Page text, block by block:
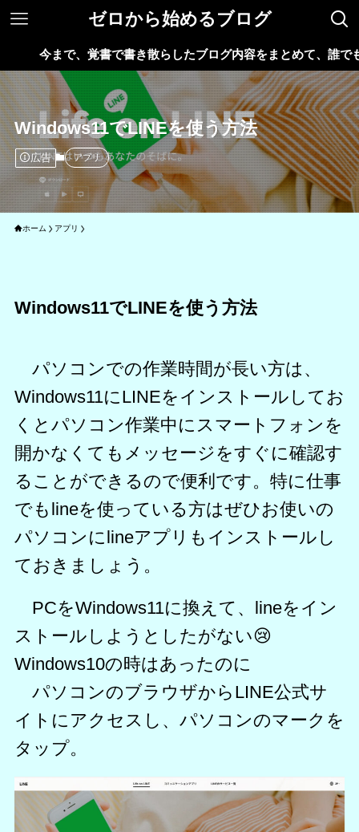
ゼロから始めるブログ
今まで、覚書で書き散らしたブログ内容をまとめて、誰でもが
Windows11でLINEを使う方法
広告 アプリ
ホーム アプリ
Windows11でLINEを使う方法
パソコンでの作業時間が長い方は、
Windows11にLINEをインストールしてお
くとパソコン作業中にスマートフォンを
開かなくてもメッセージをすぐに確認す
ることができるので便利です。特に仕事
でもlineを使っている方はぜひお使いの
パソコンにlineアプリもインストールし
ておきましょう。
PCをWindows11に換えて、lineをイン
ストールしようとしたがない😢
Windows10の時はあったのに
パソコンのブラウザからLINE公式サ
イトにアクセスし、パソコンのマークを
タップ。